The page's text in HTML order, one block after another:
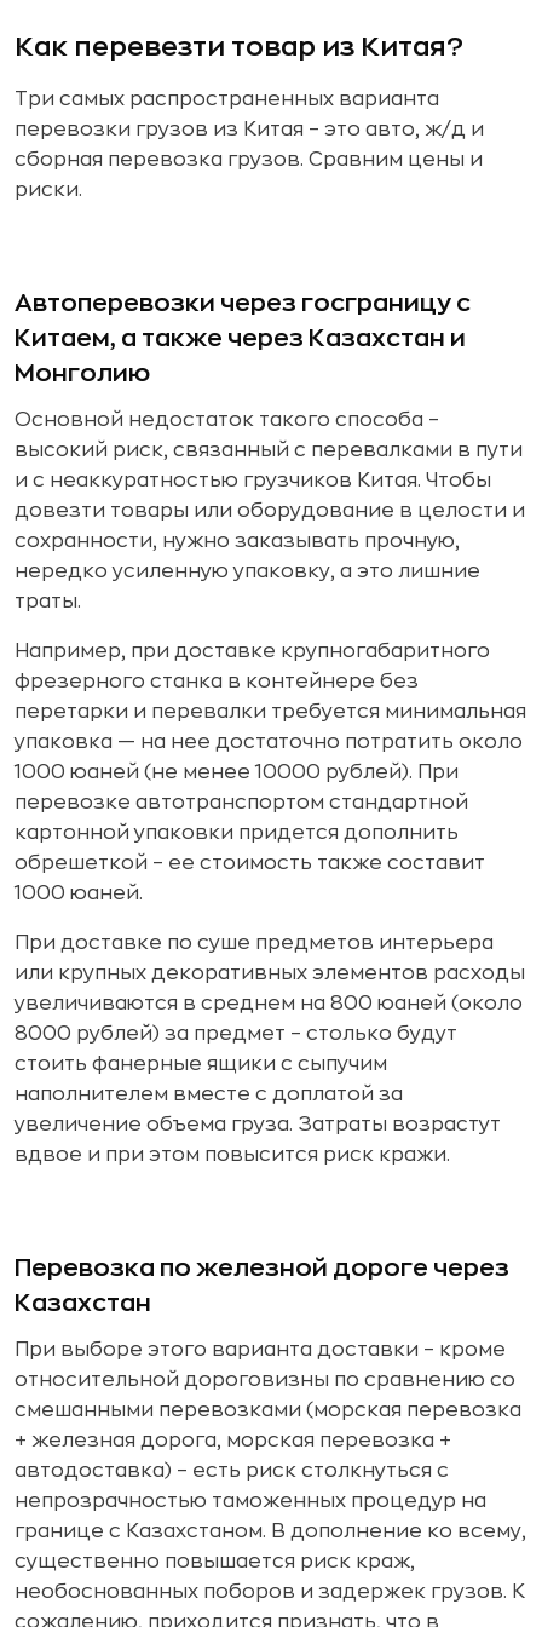
Как перевезти товар из Китая?
Три самых распространенных варианта
перевозки грузов из Китая – это авто, ж/д и
сборная перевозка грузов. Сравним цены и
риски.
Автоперевозки через госграницу с
Китаем, а также через Казахстан и
Монголию
Основной недостаток такого способа –
высокий риск, связанный с перевалками в пути
и с неаккуратностью грузчиков Китая. Чтобы
довезти товары или оборудование в целости и
сохранности, нужно заказывать прочную,
нередко усиленную упаковку, а это лишние
траты.
Например, при доставке крупногабаритного
фрезерного станка в контейнере без
перетарки и перевалки требуется минимальная
упаковка — на нее достаточно потратить около
1000 юаней (не менее 10000 рублей). При
перевозке автотранспортом стандартной
картонной упаковки придется дополнить
обрешеткой – ее стоимость также составит
1000 юаней.
При доставке по суше предметов интерьера
или крупных декоративных элементов расходы
увеличиваются в среднем на 800 юаней (около
8000 рублей) за предмет – столько будут
стоить фанерные ящики с сыпучим
наполнителем вместе с доплатой за
увеличение объема груза. Затраты возрастут
вдвое и при этом повысится риск кражи.
Перевозка по железной дороге через
Казахстан
При выборе этого варианта доставки – кроме
относительной дороговизны по сравнению со
смешанными перевозками (морская перевозка
+ железная дорога, морская перевозка +
автодоставка) – есть риск столкнуться с
непрозрачностью таможенных процедур на
границе с Казахстаном. В дополнение ко всему,
существенно повышается риск краж,
необоснованных поборов и задержек грузов. К
сожалению, приходится признать, что в